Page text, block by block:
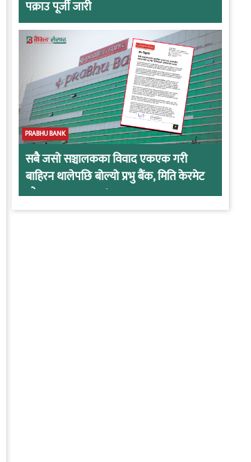
पक्राउ पूर्जी जारी
PRABHU BANK
सबै जसो सञ्चालकका विवाद एकएक गरी
बाहिरन थालेपछि बोल्यो प्रभु बैंक, मिति केरमेट
गरेर हतारमा खण्डन !